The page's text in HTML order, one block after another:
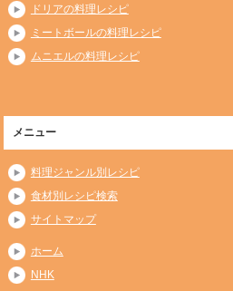
ドリアの料理レシピ
ミートボールの料理レシピ
ムニエルの料理レシピ
メニュー
料理ジャンル別レシピ
食材別レシピ検索
サイトマップ
ホーム
NHK